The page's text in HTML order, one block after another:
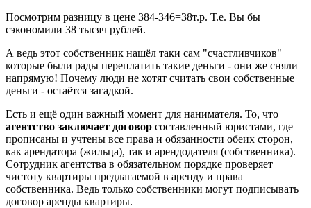
Посмотрим разницу в цене 384-346=38т.р. Т.е. Вы бы
сэкономили 38 тысяч рублей.
А ведь этот собственник нашёл таки сам "счастливчиков"
которые были рады переплатить такие деньги - они же сняли
напрямую! Почему люди не хотят считать свои собственные
деньги - остаётся загадкой.
Есть и ещё один важный момент для нанимателя. То, что
агентство заключает договор составленный юристами, где
прописаны и учтены все права и обязанности обеих сторон,
как арендатора (жильца), так и арендодателя (собственника).
Сотрудник агентства в обязательном порядке проверяет
чистоту квартиры предлагаемой в аренду и права
собственника. Ведь только собственники могут подписывать
договор аренды квартиры.